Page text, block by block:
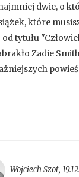
dwie, o
które
od tytułu
Zadie
Wojciech Szot,